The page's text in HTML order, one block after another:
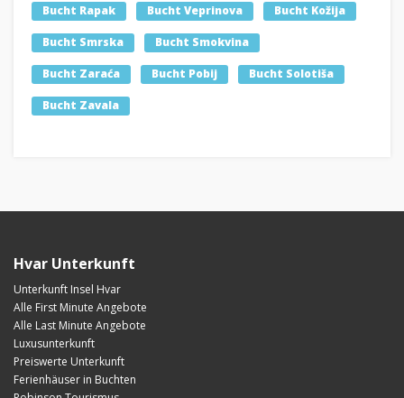
Bucht Rapak Bucht Veprinova Bucht Kožija
Bucht Smrska Bucht Smokvina
Bucht Zaraća Bucht Pobij Bucht Solotiša
Bucht Zavala
Hvar Unterkunft
Unterkunft Insel Hvar
Alle First Minute Angebote
Alle Last Minute Angebote
Luxusunterkunft
Preiswerte Unterkunft
Ferienhäuser in Buchten